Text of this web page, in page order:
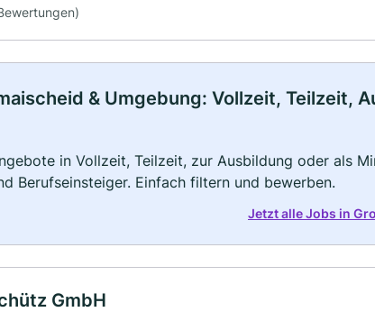
& Umgebung: Vollzeit, Teilzeit,
in Vollzeit, Teilzeit, zur Ausbildung oder als
Berufseinsteiger. Einfach filtern und bewerben.
Jetzt alle Jobs in
GmbH